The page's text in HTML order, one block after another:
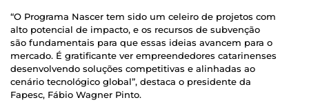
“O Programa Nascer tem sido um celeiro de projetos com
alto potencial de impacto, e os recursos de subvenção
são fundamentais para que essas ideias avancem para o
mercado. É gratificante ver empreendedores catarinenses
desenvolvendo soluções competitivas e alinhadas ao
cenário tecnológico global”, destaca o presidente da
Fapesc, Fábio Wagner Pinto.